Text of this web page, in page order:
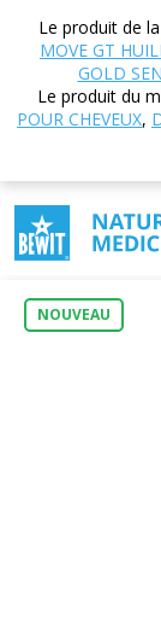
Le produit de
MOVE GT
GOLD
Le produit du
POUR CHEVEUX,
Soins de la
- GOLD LIPS
Baume à
Lip Balm – Gold
0
NOUVEAU